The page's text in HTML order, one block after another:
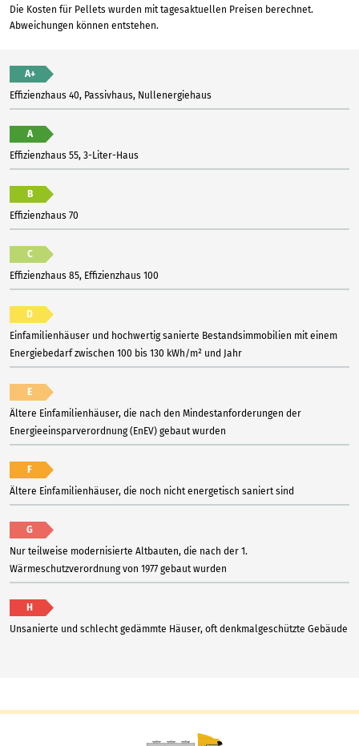
Die Kosten für Pellets wurden mit tagesaktuellen Preisen berechnet.
Abweichungen können entstehen.
A+
Effizienzhaus 40, Passivhaus, Nullenergiehaus
A
Effizienzhaus 55, 3-Liter-Haus
B
Effizienzhaus 70
C
Effizienzhaus 85, Effizienzhaus 100
D
Einfamilienhäuser und hochwertig sanierte Bestandsimmobilien mit einem
Energiebedarf zwischen 100 bis 130 kWh/m² und Jahr
E
Ältere Einfamilienhäuser, die nach den Mindestanforderungen der
Energieeinsparverordnung (EnEV) gebaut wurden
F
Ältere Einfamilienhäuser, die noch nicht energetisch saniert sind
G
Nur teilweise modernisierte Altbauten, die nach der 1.
Wärmeschutzverordnung von 1977 gebaut wurden
H
Unsanierte und schlecht gedämmte Häuser, oft denkmalgeschützte Gebäude